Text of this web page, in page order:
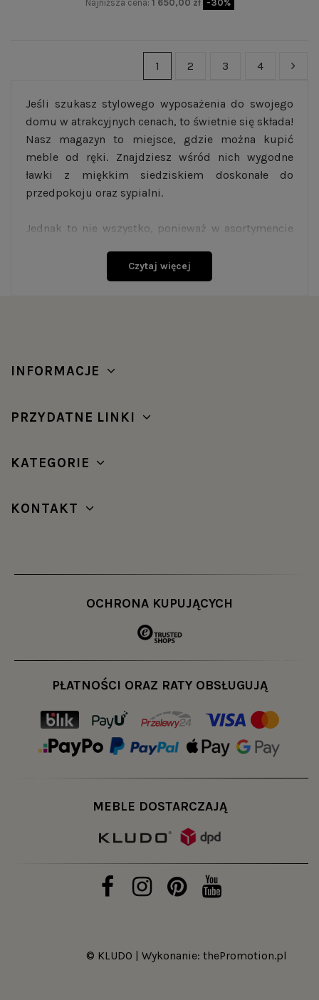
Najniższa cena: 1 650,00 zł -30%
1 2 3 4
Jeśli szukasz stylowego wyposażenia do swojego
domu w atrakcyjnych cenach, to świetnie się składa!
Nasz magazyn to miejsce, gdzie można kupić
meble od ręki. Znajdziesz wśród nich wygodne
ławki z miękkim siedziskiem doskonałe do
przedpokoju oraz sypialni.
Jednak to nie wszystko, ponieważ w asortymencie
wytrzymałym blatem wykonanym z forniru
dębowego. Oferujemy modele, składające się z
prezentowały się jako wyposażenie biura, ale
pasują do każdego wnętrza.
które są już pełni ukończone. Dokładaliśmy do ich
przypadku egzemplarzy, które są tworzone na
opcje rozmiarów i kolorów, ale staramy się tu
wprowadzać te produkty, które cieszą się
największym powodzeniem u klientów.
Jest jeszcze jedna zaleta tego zakątka naszego
sklepu. Nie dość, że bardzo często oferujemy
specjalne promocje na gotowy asortyment, to
dodatkowo wysyłka produktu zakupionego z
magazynu następuje w ciągu 24 godzin! Także
warto zajrzeć tutaj przez podjęciem decyzji o
zakupie któregoś z naszych mebli. Bo być może już
magazyn o nowe wyposażenie, dlatego zachęcamy
której znajdziesz stylowy sprzęt do swojego domu
Czytaj więcej
INFORMACJE
PRZYDATNE LINKI
KATEGORIE
KONTAKT
OCHRONA KUPUJĄCYCH
PŁATNOŚCI ORAZ RATY OBSŁUGUJĄ
MEBLE DOSTARCZAJĄ
© KLUDO | Wykonanie: thePromotion.pl